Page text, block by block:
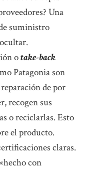
Una
suministro
otake-back
Patagonia son
de por
recogen sus
o reciclarlas. Esto
el producto.
claras.
con